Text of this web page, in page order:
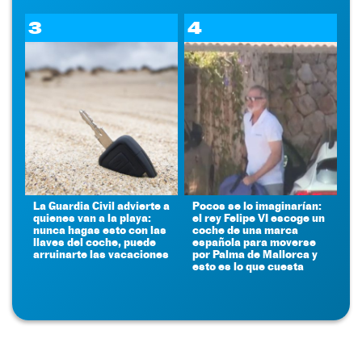
3
La Guardia Civil advierte a
quienes van a la playa:
nunca hagas esto con las
llaves del coche, puede
arruinarte las vacaciones
4
Pocos se lo imaginarían:
el rey Felipe VI escoge un
coche de una marca
española para moverse
por Palma de Mallorca y
esto es lo que cuesta